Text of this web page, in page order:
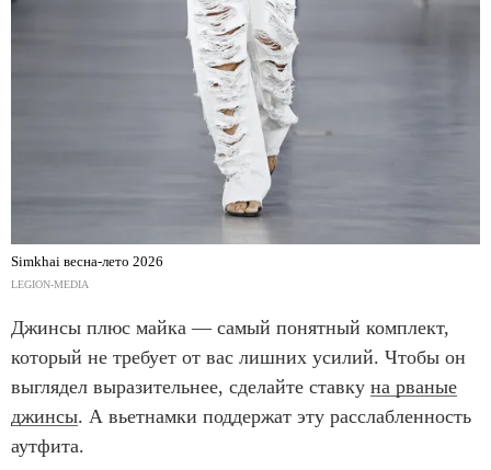
Simkhai весна-лето 2026
LEGION-MEDIA
Джинсы плюс майка — самый понятный комплект,
который не требует от вас лишних усилий. Чтобы он
выглядел выразительнее, сделайте ставку на рваные
джинсы. А вьетнамки поддержат эту расслабленность
аутфита.